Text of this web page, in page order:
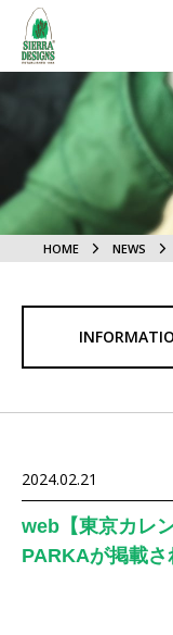
HOME NEWS
2024.02.21
web【東京カレ
PARKAが掲載さ